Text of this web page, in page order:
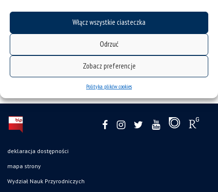
Włącz wszystkie ciasteczka
Odrzuć
Zobacz preferencje
Polityka plików cookies
Samorządu, a poza...
kategorie:
rozpoczęcie roku
deklaracja dostępności
mapa strony
Wydział Nauk Przyrodniczych